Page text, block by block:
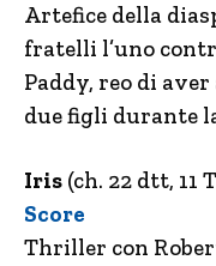
Artefice della
fratelli l’uno
Paddy, reo di
due figli durante
Iris (ch. 22 dtt, 11
Score
Thriller con